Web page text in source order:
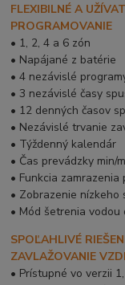
FLEXIBILNÉ A
PROGRAMOVANIE
• 1, 2, 4 a 6 zón
• Napájané z batérie
• 4 nezávislé
• 3 nezávislé časy
• 12 denných časov
• Nezávislé trvanie
• Týždenný kalendár
• Čas prevádzky min/
• Funkcia zamrazenia
• Zobrazenie nízkeho
• Mód šetrenia
SPOĽAHLIVÉ
ZAVLAŽOVANIE
• Prístupné vo verzii